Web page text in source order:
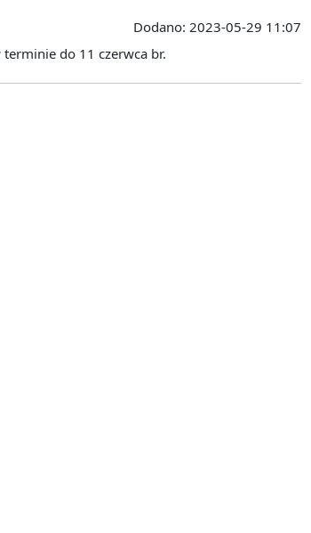
Dodano: 2023-05-29 11:07
do 11 czerwca br.